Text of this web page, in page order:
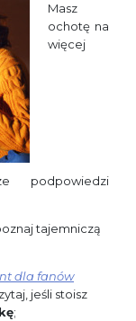
Masz
ochotę na
więcej
podpowiedzi
tajemniczą
dla fanów
jeśli stoisz
;